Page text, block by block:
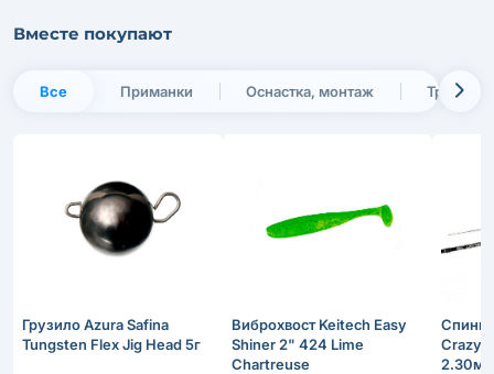
Вместе покупают
Все Приманки Оснастка, монтаж
Грузило Azura Safina
Tungsten Flex Jig Head 5г
Виброхвост Keitech Easy
Shiner 2" 424 Lime
Chartreuse
Crazy
2.30м